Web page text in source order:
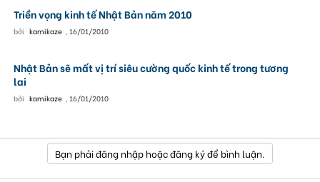
Triền vọng kinh tế Nhật Bản năm 2010
bởi kamikaze , 16/01/2010
Nhật Bản sẽ mất vị trí siêu cường quốc kinh tế trong tương
lai
bởi kamikaze , 16/01/2010
Bạn phải đăng nhập hoặc đăng ký để bình luận.